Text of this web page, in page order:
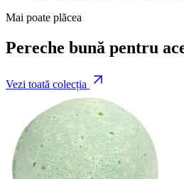
Mai poate plăcea
Pereche bună pentru
Vezi toată colecția